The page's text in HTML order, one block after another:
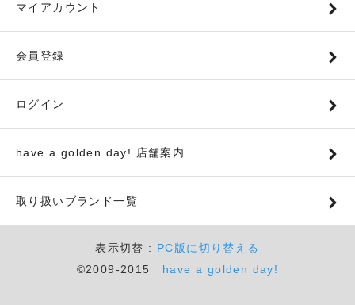
マイアカウント
会員登録
ログイン
have a golden day! 店舗案内
取り扱いブランド一覧
表示切替 : PC版に切り替える
©2009-2015 have a golden day!